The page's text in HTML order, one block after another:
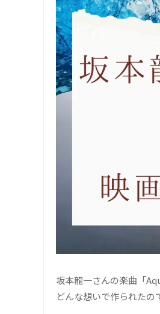
坂本龍一さんの楽曲「
どんな想いで作られたの